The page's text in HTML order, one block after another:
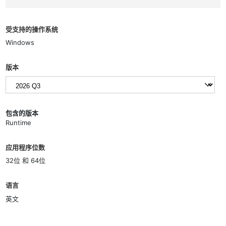
受支持的操作系统
Windows
版本
包含的版本
Runtime
应用程序位数
32位 和 64位
语言
英文